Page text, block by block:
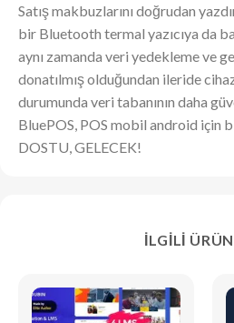
Satış makbuzlarını doğrudan
bir Bluetooth termal yazıcıya da
aynı zamanda veri yedekleme ve
donatılmış olduğundan ileride
durumunda veri tabanının daha
BluePOS, POS mobil android için
DOSTU, GELECEK!
İLGILI